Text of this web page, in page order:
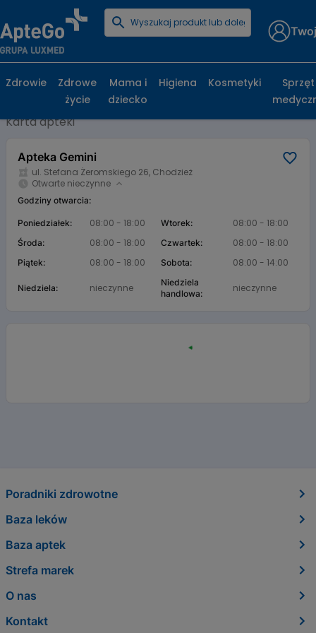
Strona główna
Apteka Gemini, ul. Stefana Żeromskiego 26,
Chodzież
Karta apteki
Apteka Gemini
ul. Stefana Żeromskiego 26, Chodzież
Otwarte nieczynne
Godziny otwarcia:
Poniedziałek: 08:00 - 18:00 Wtorek: 08:00 - 18:00
Środa: 08:00 - 18:00 Czwartek: 08:00 - 18:00
Piątek: 08:00 - 18:00 Sobota: 08:00 - 14:00
Niedziela: nieczynne
Niedziela
handlowa:
nieczynne
Zdrowie
Zdrowe
życie
Mama i
dziecko
Higiena Kosmetyki
Sprzęt
Poradniki zdrowotne
Baza leków
Baza aptek
Strefa marek
O nas
Kontakt